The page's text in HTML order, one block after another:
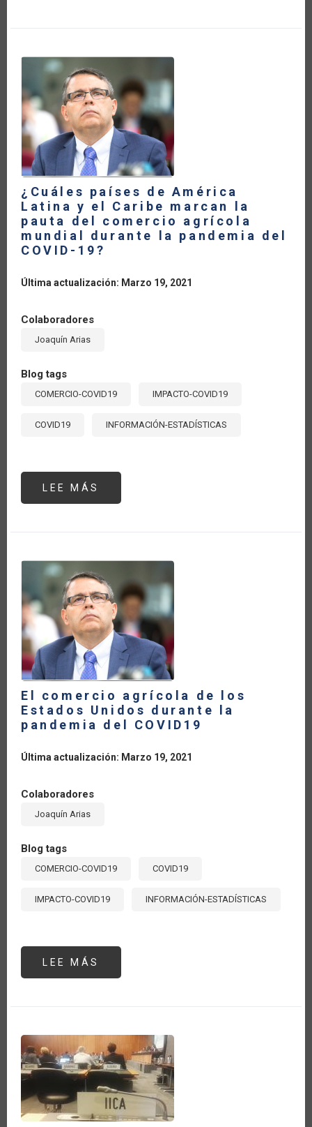
DE
AMÉRICA
LATINA
Y
EL
CARIBE
DURANTE
LA
PANDEMIA
DEL
COVID-
19
¿Cuáles países de América
Latina y el Caribe marcan la
pauta del comercio agrícola
mundial durante la pandemia del
COVID-19?
Última actualización: Marzo 19, 2021
Colaboradores
Joaquín Arias
Blog tags
COMERCIO-COVID19 IMPACTO-COVID19
COVID19 INFORMACIÓN-ESTADÍSTICAS
LEE MÁS
PAÍSES
MARCAN
LA
PAUTA
DEL
COMERCIO
AGRÍCOLA
MUNDIAL
DURANTE
LA
PANDEMIA
DEL
COVID-
19?
El comercio agrícola de los
Estados Unidos durante la
pandemia del COVID19
Última actualización: Marzo 19, 2021
Colaboradores
Joaquín Arias
Blog tags
COMERCIO-COVID19 COVID19
IMPACTO-COVID19 INFORMACIÓN-ESTADÍSTICAS
LEE MÁS
COMERCIO
DURANTE
LA
PANDEMIA
DEL
COVID19